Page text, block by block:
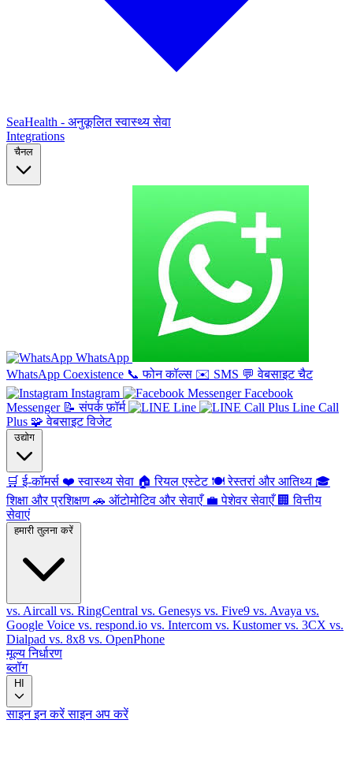
SeaHealth - अनुकूलित स्वास्थ्य सेवा
Integrations
चैनल
WhatsApp
WhatsApp Coexistence 📞 फोन कॉल्स ✉️ SMS 💬 वेबसाइट चैट
Instagram
Facebook
Messenger 📝 संपर्क फ़ॉर्म Line
Line Call
Plus 🧩 वेबसाइट विजेट
उद्योग
🛒 ई-कॉमर्स ❤️ स्वास्थ्य सेवा 🏠 रियल एस्टेट 🍽️ रेस्तरां और आतिथ्य 🎓
शिक्षा और प्रशिक्षण 🚗 ऑटोमोटिव और सेवाएँ 💼 पेशेवर सेवाएँ 🏢 वित्तीय
सेवाएं
हमारी तुलना करें
vs. Aircall vs. RingCentral vs. Genesys vs. Five9 vs. Avaya vs.
Google Voice vs. respond.io vs. Intercom vs. Kustomervs. 3CX vs.
Dialpad vs. 8x8 vs. OpenPhone
मूल्य निर्धारण
ब्लॉग
HI
साइन इन करेंसाइन अप करें